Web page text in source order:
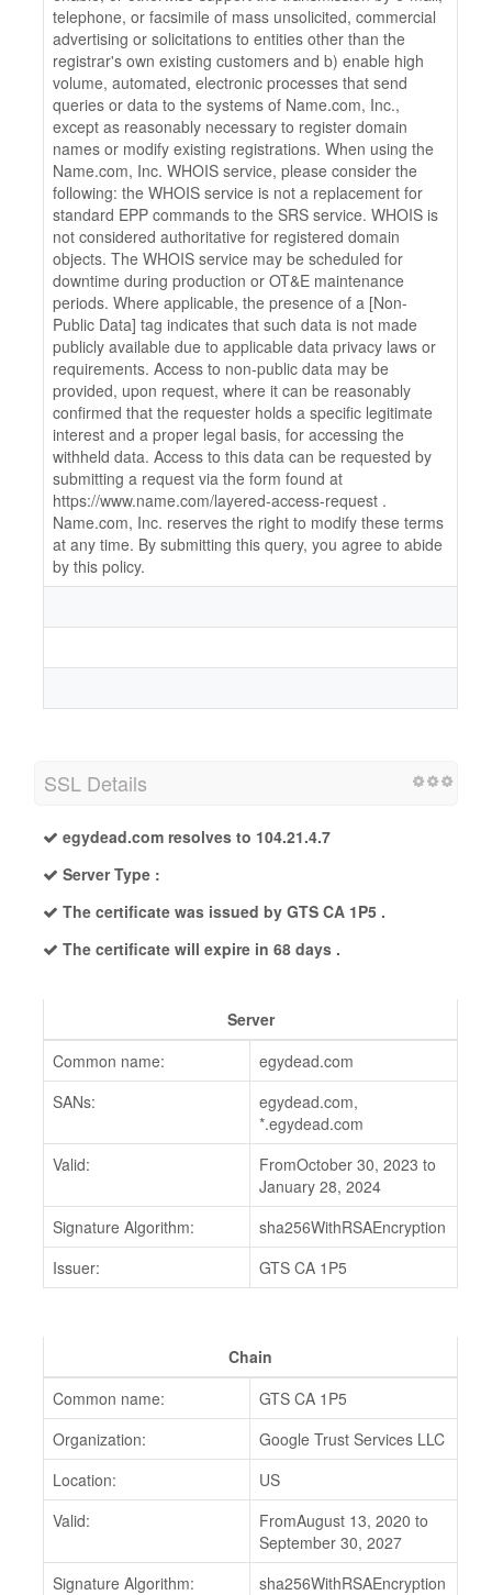
telephone, or facsimile of mass unsolicited, commercial
advertising or solicitations to entities other than the
registrar's own existing customers and b) enable high
volume, automated, electronic processes that send
queries or data to the systems of Name.com, Inc.,
except as reasonably necessary to register domain
names or modify existing registrations. When using the
Name.com, Inc. WHOIS service, please consider the
following: the WHOIS service is not a replacement for
standard EPP commands to the SRS service. WHOIS is
not considered authoritative for registered domain
objects. The WHOIS service may be scheduled for
downtime during production or OT&E maintenance
periods. Where applicable, the presence of a [Non-
Public Data] tag indicates that such data is not made
publicly available due to applicable data privacy laws or
requirements. Access to non-public data may be
provided, upon request, where it can be reasonably
confirmed that the requester holds a specific legitimate
interest and a proper legal basis, for accessing the
withheld data. Access to this data can be requested by
submitting a request via the form found at
https://www.name.com/layered-access-request .
Name.com, Inc. reserves the right to modify these terms
at any time. By submitting this query, you agree to abide
by this policy.
SSL Details
egydead.com resolves to 104.21.4.7
Server Type :
The certificate was issued by GTS CA 1P5 .
The certificate will expire in 68 days .
Server
Common name:
egydead.com
SANs:
egydead.com,
*.egydead.com
Valid:
FromOctober 30, 2023 to
January 28, 2024
Signature Algorithm:
sha256WithRSAEncryption
Issuer:
GTS CA 1P5
Chain
Common name:
GTS CA 1P5
Organization:
Google Trust Services LLC
Location:
US
Valid:
FromAugust 13, 2020 to
September 30, 2027
Signature Algorithm:
sha256WithRSAEncryption